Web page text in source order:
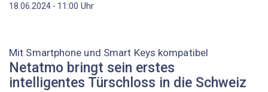
18.06.2024 - 11:00 Uhr
Mit Smartphone und Smart Keys kompatibel
Netatmo bringt sein erstes
intelligentes Türschloss in die Schweiz